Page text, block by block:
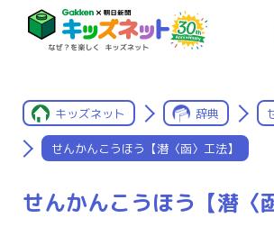
キッズネット 辞典
せんかんこうほう【潜〈函〉工法】
せんかんこうほう【潜〈